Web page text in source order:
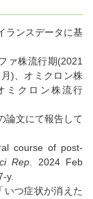
ランスデータに基
ァ株流行期(2021
)、オミクロン株
ミクロン株流行
論文にて報告して
course of post-
Rep. 2024 Feb
y.
つ症状が消えた